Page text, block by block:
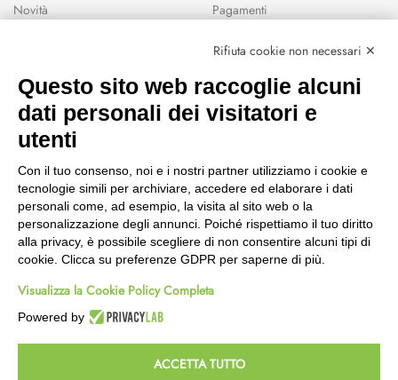
Novità
Wishlist
Pagamenti
CEP GREEN
Fanano (MO)
059 8676485
349 9202419
388 8659473
info@cepgreen.com
Orario
Dal lunedì al venerdì
8:00 – 12:30 / 13:30 - 19:00
8:30 – 12:30 / 15:30 - 19:00
Rifiuta cookie non necessari ✕
Questo sito web raccoglie alcuni
dati personali dei visitatori e
utenti
Con il tuo consenso, noi e i nostri partner utilizziamo i cookie e
tecnologie simili per archiviare, accedere ed elaborare i dati
personali come, ad esempio, la visita al sito web o la
personalizzazione degli annunci. Poiché rispettiamo il tuo diritto
alla privacy, è possibile scegliere di non consentire alcuni tipi di
cookie. Clicca su preferenze GDPR per saperne di più.
Visualizza la Cookie Policy Completa
Powered by
ACCETTA TUTTO